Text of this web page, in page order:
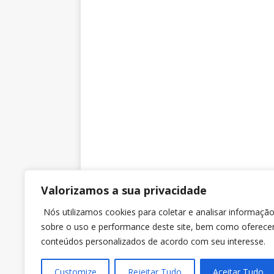
Valorizamos a sua privacidade
Nós utilizamos cookies para coletar e analisar informação
sobre o uso e performance deste site, bem como
conteúdos personalizados de acordo com seu interesse.
SINTRAJUSC
Rua dos Ilhéus nº 118 Sobreloja – Sala 3 – Ed.
Daux, Centro, Florianópolis (SC). CEP 88010-560.